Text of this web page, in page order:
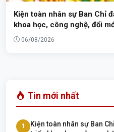
Kiện toàn nhân sự Ban Chỉ
khoa học, công nghệ, đổi
06/08/2026
Tin mới nhất
1
Kiện toàn nhân sự Ban